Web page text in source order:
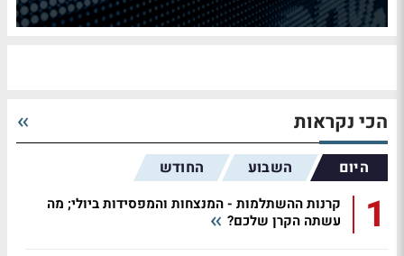
הכי נקראות
היום השבוע החודש
1
קרנות ההשתלמות - המנצחות והמפסידות ביולי; מה
עשתה הקרן שלכם?